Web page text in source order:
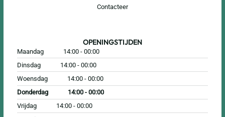
Contacteer
OPENINGSTIJDEN
Maandag
14:00 - 00:00
Dinsdag
14:00 - 00:00
Woensdag
14:00 - 00:00
Donderdag
14:00 - 00:00
Vrijdag
14:00 - 00:00